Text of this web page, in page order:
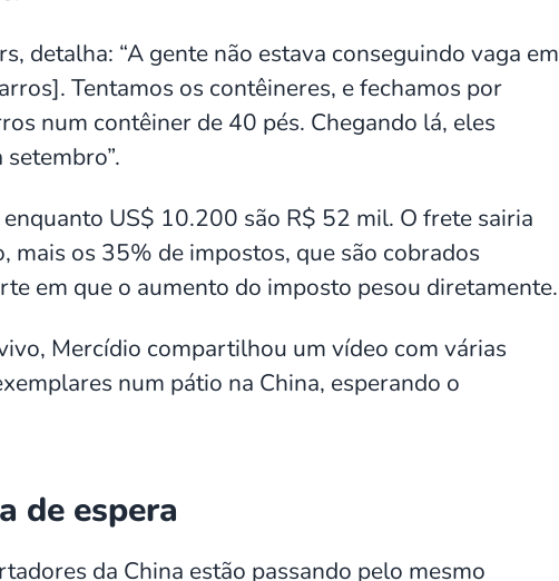
detalha: “A gente não estava conseguindo vaga em
Tentamos os contêineres, e fechamos por
num contêiner de 40 pés. Chegando lá, eles
US$ 10.200 são R$ 52 mil. O frete sairia
mais os 35% de impostos, que são cobrados
em que o aumento do imposto pesou diretamente.
Mercídio compartilhou um vídeo com várias
num pátio na China, esperando o
de espera
da China estão passando pelo mesmo